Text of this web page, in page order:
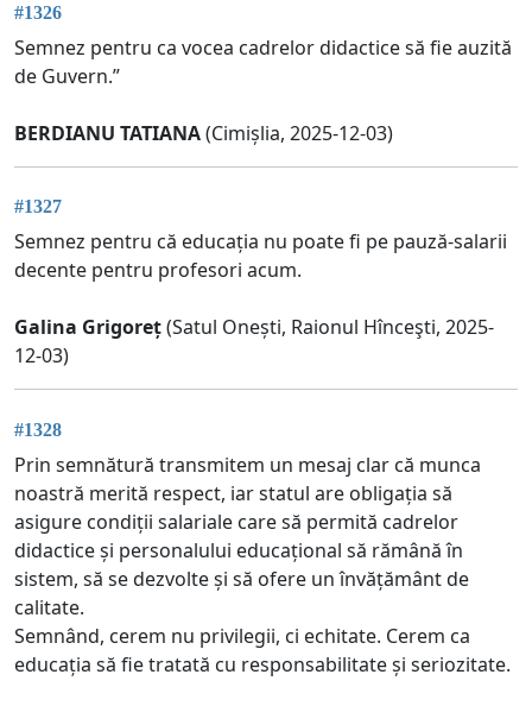
#1326
Semnez pentru ca vocea cadrelor didactice să fie auzită
de Guvern.”
BERDIANU TATIANA(Cimișlia, 2025-12-03)
#1327
Semnez pentru că educația nu poate fi pe pauză-salarii
decente pentru profesori acum.
Galina Grigoreț(Satul Onești, Raionul Hînceşti, 2025-
12-03)
#1328
Prin semnătură transmitem un mesaj clar că munca
noastră merită respect, iar statul are obligația să
asigure condiții salariale care să permită cadrelor
didactice și personalului educațional să rămână în
sistem, să se dezvolte și să ofere un învățământ de
calitate.
Semnând, cerem nu privilegii, ci echitate. Cerem ca
educația să fie tratată cu responsabilitate și seriozitate.